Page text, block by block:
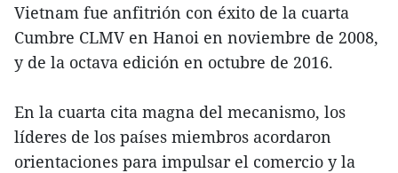
Vietnam fue anfitrión con éxito de la cuarta
Cumbre CLMV en Hanoi en noviembre de 2008,
y de la octava edición en octubre de 2016.
En la cuarta cita magna del mecanismo, los
líderes de los países miembros acordaron
orientaciones para impulsar el comercio y la